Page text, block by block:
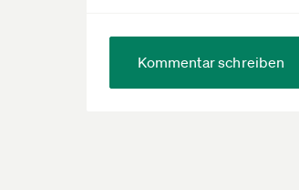
Kommentar schreiben